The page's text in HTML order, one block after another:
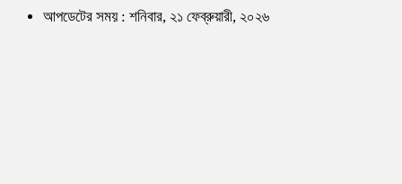
আপডেটের সময় : শনিবার, ২১ ফেব্রুয়ারী, ২০২৬